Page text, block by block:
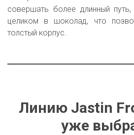
совершать более длинный
целиком в шоколад, что
толстый корпус.
Линию Jastin
уже